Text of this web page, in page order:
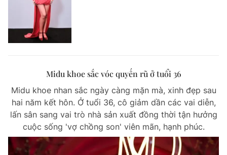
Midu khoe sắc vóc quyến rũ ở tuổi 36
Midu khoe nhan sắc ngày càng mặn mà, xinh đẹp sau
hai năm kết hôn. Ở tuổi 36, cô giảm dần các vai diễn,
lấn sân sang vai trò nhà sản xuất đồng thời tận hưởng
cuộc sống 'vợ chồng son' viên mãn, hạnh phúc.